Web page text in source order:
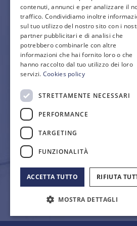
Privacy Policy*
Ho letto e accetto
trattamento dei dati personali
contenuti, annunci e per analizzare il
traffico. Condividiamo inoltre
sul tuo utilizzo del nostro sito con i
partner pubblicitari e di analisi che
potrebbero combinarle con altre
informazioni che hai fornito loro o che
hanno raccolto dal tuo utilizzo dei loro
servizi. Cookies policy
STRETTAMENTE NECESSARI
PERFORMANCE
TARGETING
FUNZIONALITÀ
ACCETTA TUTTO RIFIUTA
MOSTRA DETTAGLI